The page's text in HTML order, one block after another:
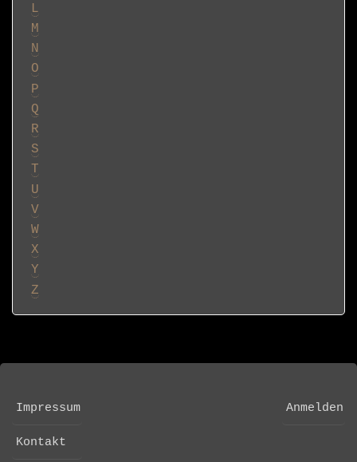
L
M
N
O
P
Q
R
S
T
U
V
W
X
Y
Z
FOOTER
Impressum
Kontakt
USER
Anmelden